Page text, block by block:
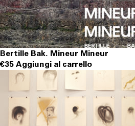
Bertille Bak. Mineur Mineur
€35 Aggiungi al carrello